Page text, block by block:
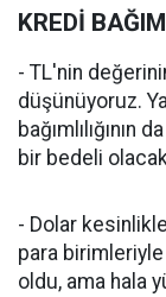
KREDİ
- TL'nin
düşünüyoruz.
bağımlılığının
bir bedeli
- Dolar
para birimleriyle
oldu, ama hala